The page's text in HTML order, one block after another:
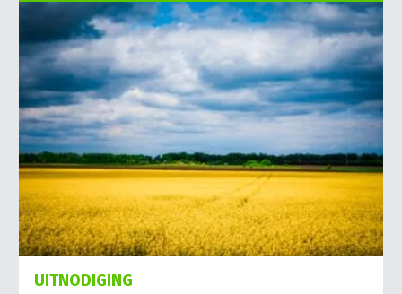
UITNODIGING